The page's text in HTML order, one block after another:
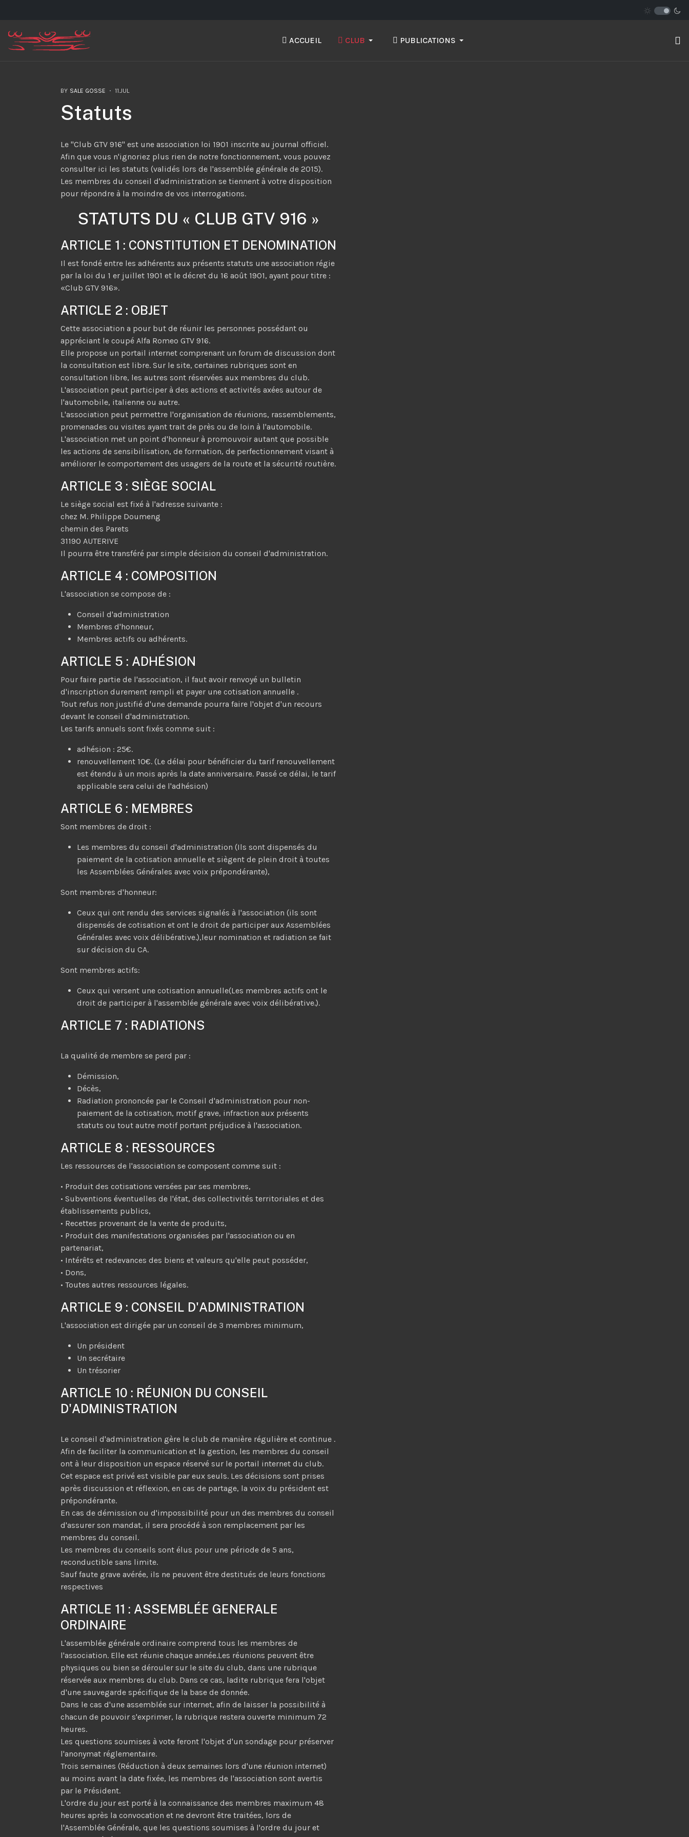
ACCUEIL CLUB PUBLICATIONS
BY SALE GOSSE 11.JUL
Statuts
Le "Club GTV 916" est une association loi 1901 inscrite au journal officiel.
Afin que vous n'ignoriez plus rien de notre fonctionnement, vous pouvez
consulter ici les statuts (validés lors de l'assemblée générale de 2015).
Les membres du conseil d'administration se tiennent à votre disposition
pour répondre à la moindre de vos interrogations.
STATUTS DU « CLUB GTV 916 »
ARTICLE 1 : CONSTITUTION ET DENOMINATION
Il est fondé entre les adhérents aux présents statuts une association régie
par la loi du 1 er juillet 1901 et le décret du 16 août 1901, ayant pour titre :
«Club GTV 916».
ARTICLE 2 : OBJET
Cette association a pour but de réunir les personnes possédant ou
appréciant le coupé Alfa Romeo GTV 916.
Elle propose un portail internet comprenant un forum de discussion dont
la consultation est libre. Sur le site, certaines rubriques sont en
consultation libre, les autres sont réservées aux membres du club.
L'association peut participer à des actions et activités axées autour de
l'automobile, italienne ou autre.
L'association peut permettre l'organisation de réunions, rassemblements,
promenades ou visites ayant trait de près ou de loin à l'automobile.
L'association met un point d'honneur à promouvoir autant que possible
les actions de sensibilisation, de formation, de perfectionnement visant à
améliorer le comportement des usagers de la route et la sécurité routière.
ARTICLE 3 : SIÈGE SOCIAL
Le siège social est fixé à l'adresse suivante :
chez M. Philippe Doumeng
chemin des Parets
31190 AUTERIVE
Il pourra être transféré par simple décision du conseil d'administration.
ARTICLE 4 : COMPOSITION
L'association se compose de :
Conseil d'administration
Membres d'honneur,
Membres actifs ou adhérents.
ARTICLE 5 : ADHÉSION
Pour faire partie de l'association, il faut avoir renvoyé un bulletin
d'inscription durement rempli et payer une cotisation annuelle .
Tout refus non justifié d'une demande pourra faire l'objet d'un recours
devant le conseil d'administration.
Les tarifs annuels sont fixés comme suit :
adhésion : 25€.
renouvellement 10€. (Le délai pour bénéficier du tarif renouvellement
est étendu à un mois après la date anniversaire. Passé ce délai, le tarif
applicable sera celui de l'adhésion)
ARTICLE 6 : MEMBRES
Sont membres de droit :
Les membres du conseil d'administration (Ils sont dispensés du
paiement de la cotisation annuelle et siègent de plein droit à toutes
les Assemblées Générales avec voix prépondérante),
Sont membres d'honneur:
Ceux qui ont rendu des services signalés à l'association (ils sont
dispensés de cotisation et ont le droit de participer aux Assemblées
Générales avec voix délibérative.),leur nomination et radiation se fait
sur décision du CA.
Sont membres actifs:
Ceux qui versent une cotisation annuelle(Les membres actifs ont le
droit de participer à l'assemblée générale avec voix délibérative.).
ARTICLE 7 : RADIATIONS
La qualité de membre se perd par :
Démission,
Décès,
Radiation prononcée par le Conseil d'administration pour non-
paiement de la cotisation, motif grave, infraction aux présents
statuts ou tout autre motif portant préjudice à l'association.
ARTICLE 8 : RESSOURCES
Les ressources de l'association se composent comme suit :
• Produit des cotisations versées par ses membres,
• Subventions éventuelles de l'état, des collectivités territoriales et des
établissements publics,
• Recettes provenant de la vente de produits,
• Produit des manifestations organisées par l'association ou en
partenariat,
• Intérêts et redevances des biens et valeurs qu'elle peut posséder,
• Dons,
• Toutes autres ressources légales.
ARTICLE 9 : CONSEIL D'ADMINISTRATION
L'association est dirigée par un conseil de 3 membres minimum,
Un président
Un secrétaire
Un trésorier
ARTICLE 10 : RÉUNION DU CONSEIL
D'ADMINISTRATION
Le conseil d'administration gère le club de manière régulière et continue .
Afin de faciliter la communication et la gestion, les membres du conseil
ont à leur disposition un espace réservé sur le portail internet du club.
Cet espace est privé est visible par eux seuls. Les décisions sont prises
après discussion et réflexion, en cas de partage, la voix du président est
prépondérante.
En cas de démission ou d'impossibilité pour un des membres du conseil
d'assurer son mandat, il sera procédé à son remplacement par les
membres du conseil.
Les membres du conseils sont élus pour une période de 5 ans,
reconductible sans limite.
Sauf faute grave avérée, ils ne peuvent être destitués de leurs fonctions
respectives
ARTICLE 11 : ASSEMBLÉE GENERALE
ORDINAIRE
L'assemblée générale ordinaire comprend tous les membres de
l'association. Elle est réunie chaque année.Les réunions peuvent être
physiques ou bien se dérouler sur le site du club, dans une rubrique
réservée aux membres du club. Dans ce cas, ladite rubrique fera l'objet
d'une sauvegarde spécifique de la base de donnée.
Dans le cas d'une assemblée sur internet, afin de laisser la possibilité à
chacun de pouvoir s'exprimer, la rubrique restera ouverte minimum 72
heures.
Les questions soumises à vote feront l'objet d'un sondage pour préserver
l'anonymat réglementaire.
Trois semaines (Réduction à deux semaines lors d'une réunion internet)
au moins avant la date fixée, les membres de l'association sont avertis
par le Président.
L'ordre du jour est porté à la connaissance des membres maximum 48
heures après la convocation et ne devront être traitées, lors de
l'Assemblée Générale, que les questions soumises à l'ordre du jour et